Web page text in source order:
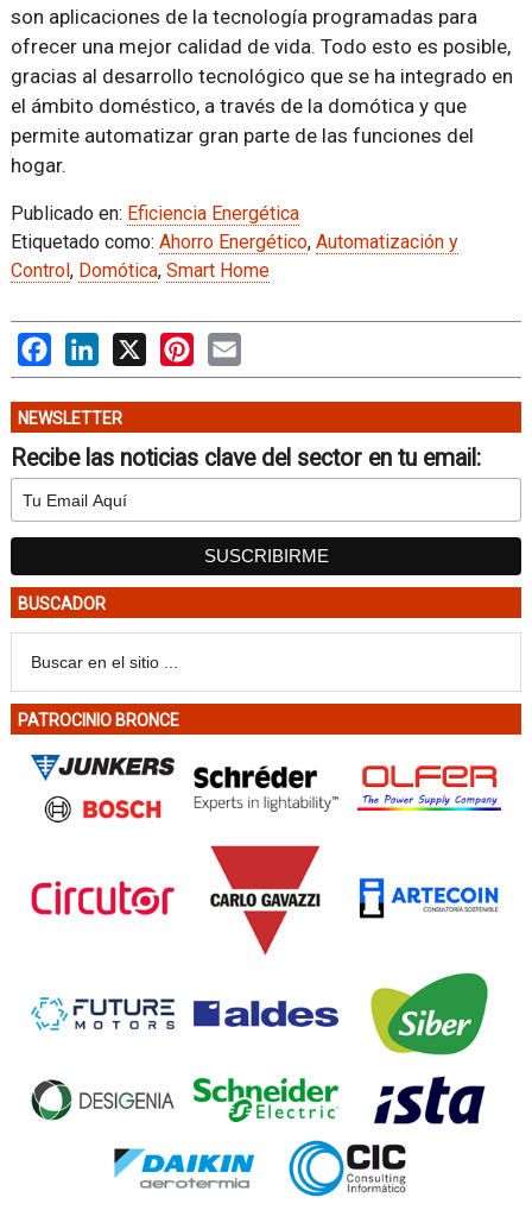
son aplicaciones de la tecnología programadas para
ofrecer una mejor calidad de vida. Todo esto es posible,
gracias al desarrollo tecnológico que se ha integrado en
el ámbito doméstico, a través de la domótica y que
permite automatizar gran parte de las funciones del
hogar.
Publicado en: Eficiencia Energética
Etiquetado como: Ahorro Energético, Automatización y
Control, Domótica, Smart Home
FacebookLinkedIn
X PinterestEmail
NEWSLETTER
Recibe las noticias clave del sector en tu email:
BUSCADOR
PATROCINIO BRONCE